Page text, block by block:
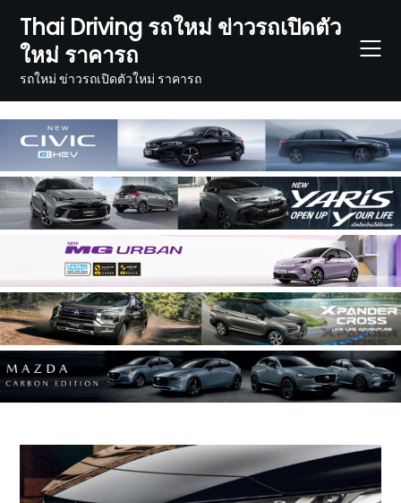
content
Thai Driving รถใหม่ ข่าวรถเปิดตัว
ใหม่ ราคารถ
รถใหม่ ข่าวรถเปิดตัวใหม่ ราคารถ